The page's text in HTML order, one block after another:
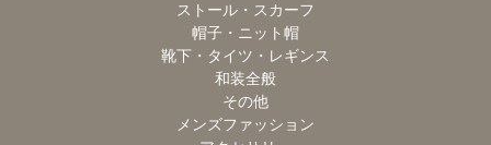
ストール・スカーフ
帽子・ニット帽
靴下・タイツ・レギンス
和装全般
その他
メンズファッション